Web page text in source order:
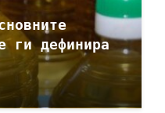
ги дефинира